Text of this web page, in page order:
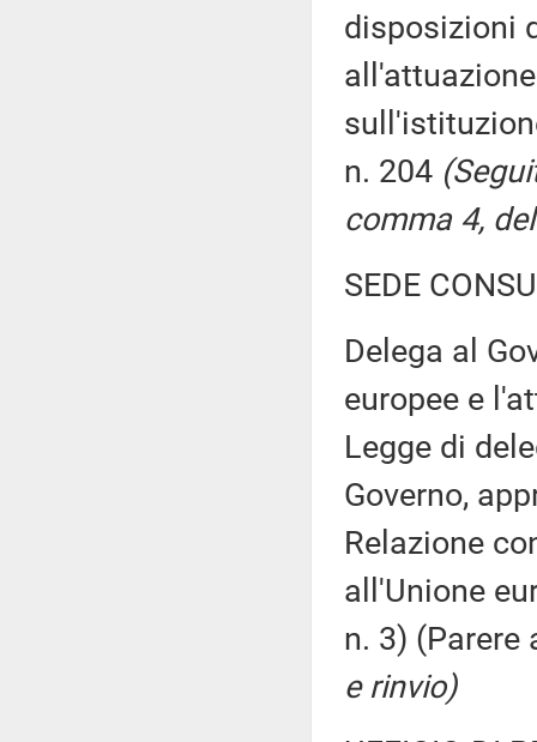
disposizioni
n. 204
comma 4,
SEDE
Delega al
europee e
Legge di
Governo,
Relazione
all'Unione
n. 3)
e rinvio)